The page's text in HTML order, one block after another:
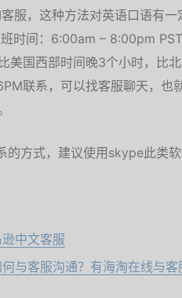
服，这种方法对英语口语有
时间：6:00am – 8:00pm
美国西部时间晚3个小时，比
联系，可以找客服聊天，也
的方式，建议使用skype此类
中文客服
与客服沟通？有海淘在线与